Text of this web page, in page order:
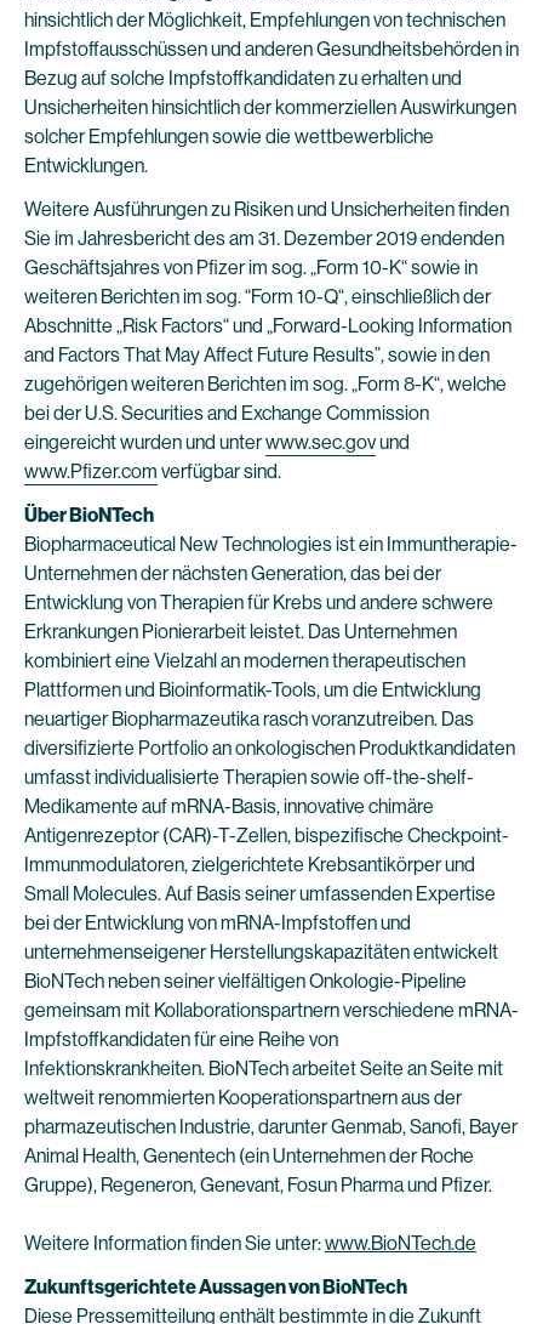
hinsichtlich der Möglichkeit, Empfehlungen von technischen
Impfstoffausschüssen und anderen Gesundheitsbehörden in
Bezug auf solche Impfstoffkandidaten zu erhalten und
Unsicherheiten hinsichtlich der kommerziellen Auswirkungen
solcher Empfehlungen sowie die wettbewerbliche
Entwicklungen.
Weitere Ausführungen zu Risiken und Unsicherheiten finden
Sie im Jahresbericht des am 31. Dezember 2019 endenden
Geschäftsjahres von Pfizer im sog. „Form 10-K“ sowie in
weiteren Berichten im sog. “Form 10-Q“, einschließlich der
Abschnitte „Risk Factors“ und „Forward-Looking Information
and Factors That May Affect Future Results”, sowie in den
zugehörigen weiteren Berichten im sog. „Form 8-K“, welche
bei der U.S. Securities and Exchange Commission
eingereicht wurden und unterwww.sec.govund
www.Pfizer.com verfügbar sind.
Über BioNTech
Biopharmaceutical New Technologies ist ein Immuntherapie-
Unternehmen der nächsten Generation, das bei der
Entwicklung von Therapien für Krebs und andere schwere
Erkrankungen Pionierarbeit leistet. Das Unternehmen
kombiniert eine Vielzahl an modernen therapeutischen
Plattformen und Bioinformatik-Tools, um die Entwicklung
neuartiger Biopharmazeutika rasch voranzutreiben. Das
diversifizierte Portfolio an onkologischen Produktkandidaten
umfasst individualisierte Therapien sowie off-the-shelf-
Medikamente auf mRNA-Basis, innovative chimäre
Antigenrezeptor (CAR)-T-Zellen, bispezifische Checkpoint-
Immunmodulatoren, zielgerichtete Krebsantikörper und
Small Molecules. Auf Basis seiner umfassenden Expertise
bei der Entwicklung von mRNA-Impfstoffen und
unternehmenseigener Herstellungskapazitäten entwickelt
BioNTech neben seiner vielfältigen Onkologie-Pipeline
gemeinsam mit Kollaborationspartnern verschiedene mRNA-
Impfstoffkandidaten für eine Reihe von
Infektionskrankheiten. BioNTech arbeitet Seite an Seite mit
weltweit renommierten Kooperationspartnern aus der
pharmazeutischen Industrie, darunter Genmab, Sanofi, Bayer
Animal Health, Genentech (ein Unternehmen der Roche
Gruppe), Regeneron, Genevant, Fosun Pharma und Pfizer.
Weitere Information finden Sie unter:www.BioNTech.de
Zukunftsgerichtete Aussagen von BioNTech
Diese Pressemitteilung enthält bestimmte in die Zukunft